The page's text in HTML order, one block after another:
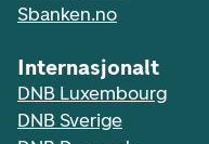
Sbanken.no
Internasjonalt
DNB Luxembourg
DNB Sverige